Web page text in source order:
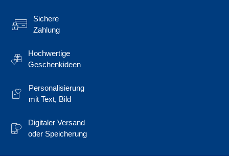
Sichere
Zahlung
Hochwertige
Geschenkideen
Personalisierung
mit Text, Bild
Digitaler Versand
oder Speicherung